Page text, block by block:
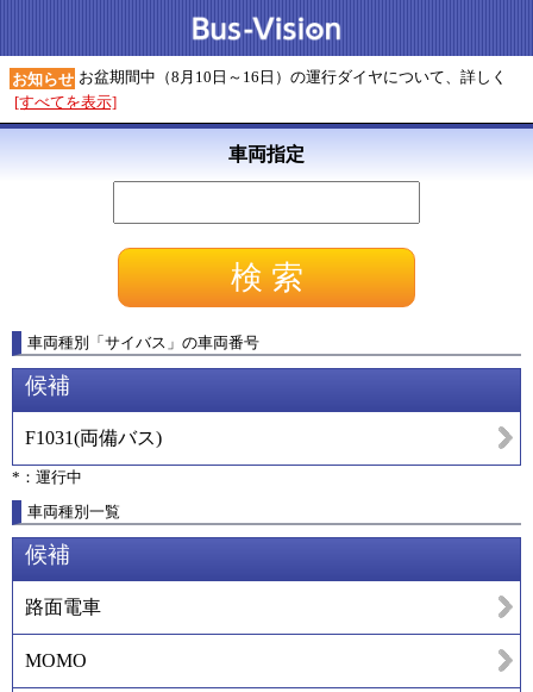
お知らせ お盆期間中（8月10日～16日）の運行ダイヤについて、詳しく
[すべてを表示]
車両指定
車両種別 「サイバス 」 の車両番号
候補
F1031(両備バス)
*：運行中
車両種別一覧
候補
路面電車
MOMO